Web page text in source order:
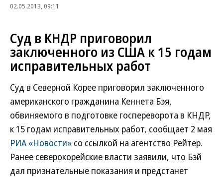
02.05.2013, 09:11
Суд в КНДР приговорил
заключенного из США к 15 годам
исправительных работ
Суд в Северной Корее приговорил заключенного
американского гражданина Кеннета Бэя,
обвиняемого в подготовке госпереворота в КНДР,
к 15 годам исправительных работ, сообщает 2 мая
РИА «Новости» со ссылкой на агентство Рейтер.
Ранее северокорейские власти заявили, что Бэй
дал признательные показания и предстанет